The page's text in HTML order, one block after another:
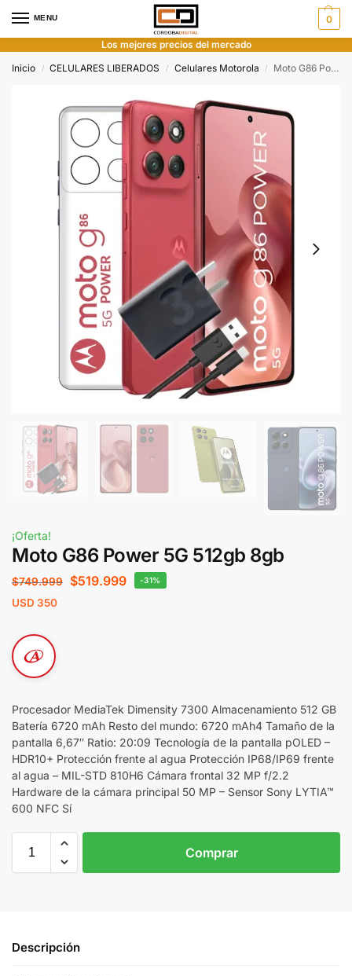
MENU 0
Los mejores precios del mercado
Inicio
/ CELULARES LIBERADOS / Celulares Motorola / Moto G86 Power 5G 512gb 8gb
¡Oferta!
Moto G86 Power 5G 512gb 8gb
$749.999 $519.999
USD 350
-31%
Procesador MediaTek Dimensity 7300 Almacenamiento 512 GB
Batería 6720 mAh Resto del mundo: 6720 mAh4 Tamaño de la
pantalla 6,67″ Ratio: 20:09 Tecnología de la pantalla pOLED –
HDR10+ Protección frente al agua Protección IP68/IP69 frente
al agua – MIL-STD 810H6 Cámara frontal 32 MP f/2.2
Hardware de la cámara principal 50 MP – Sensor Sony LYTIA™
600 NFC Sí
Comprar
Descripción